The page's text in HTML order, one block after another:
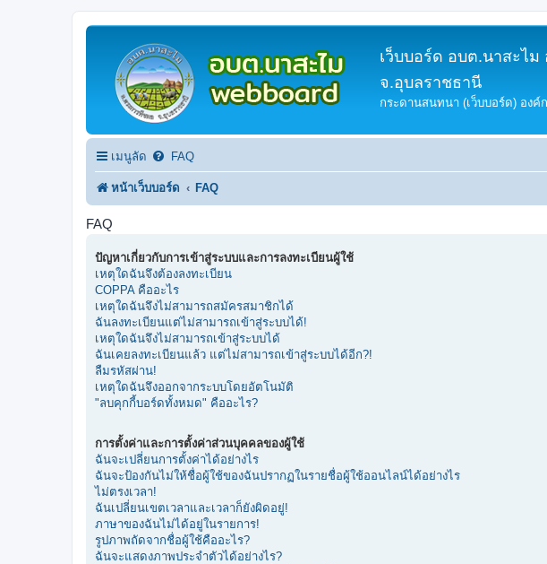
เว็บบอร์ด อบต.นาสะไ
จ.อุบลราชธานี
กระดานสนทนา (เว็บบอร์ด) องค์
เมนูลัด FAQ
หน้าเว็บบอร์ด FAQ
FAQ
ปัญหาเกี่ยวกับการเข้าสู่ระบบและการลงทะเบียนผู้ใช้
เหตุใดฉันจึงต้องลงทะเบียน
COPPA คืออะไร
เหตุใดฉันจึงไม่สามารถสมัครสมาชิกได้
ฉันลงทะเบียนแต่ไม่สามารถเข้าสู่ระบบได้!
เหตุใดฉันจึงไม่สามารถเข้าสู่ระบบได้
ฉันเคยลงทะเบียนแล้ว แต่ไม่สามารถเข้าสู่ระบบได้อีก?!
ลืมรหัสผ่าน!
เหตุใดฉันจึงออกจากระบบโดยอัตโนมัติ
"ลบคุกกี้บอร์ดทั้งหมด" คืออะไร?
การตั้งค่าและการตั้งค่าส่วนบุคคลของผู้ใช้
ฉันจะเปลี่ยนการตั้งค่าได้อย่างไร
ฉันจะป้องกันไม่ให้ชื่อผู้ใช้ของฉันปรากฏในรายชื่อผู้ใช้ออนไลน์ได้อย่างไร
ไม่ตรงเวลา!
ฉันเปลี่ยนเขตเวลาและเวลาก็ยังผิดอยู่!
ภาษาของฉันไม่ได้อยู่ในรายการ!
รูปภาพถัดจากชื่อผู้ใช้คืออะไร?
ฉันจะแสดงภาพประจำตัวได้อย่างไร?